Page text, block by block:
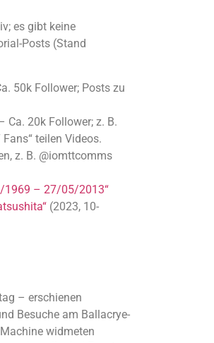
es gibt keine
Posts (Stand
50k Follower; Posts zu
Ca. 20k Follower; z. B.
teilen Videos.
z. B. @iomttcomms
1969 – 27/05/2013“
(2023, 10-
– erschienen
Besuche am Ballacrye-
widmeten